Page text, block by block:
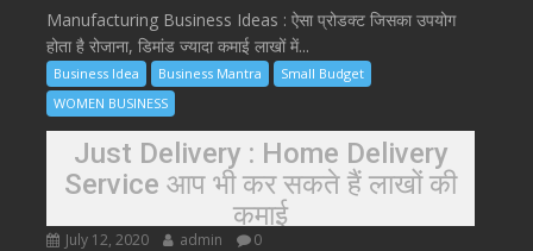
Manufacturing Business Ideas : ऐसा प्रोडक्ट जिसका उपयोग
होता है रोजाना, डिमांड ज्यादा कमाई लाखों में...
Business Idea Business Mantra
Small Budget
WOMEN BUSINESS
Just Delivery : Home Delivery
Service आप भी कर सकते हैं लाखों की
कमाई
July 12, 2020 admin 0